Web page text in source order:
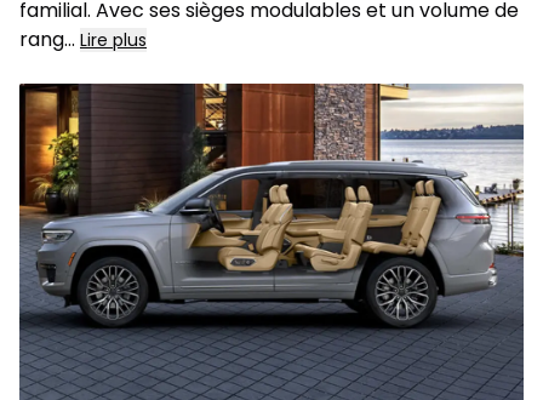
familial. Avec ses sièges modulables et un volume de
rang... Lire plus